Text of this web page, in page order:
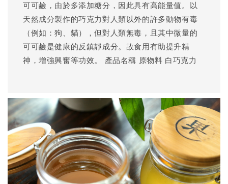
可可鹼，由於多添加糖分，因此具有高能量值。以
天然成分製作的巧克力對人類以外的許多動物有毒
（例如：狗、貓），但對人類無毒，且其中微量的
可可鹼是健康的反鎮靜成分。故食用有助提升精
神，增強興奮等功效。 產品名稱 原物料 白巧克力